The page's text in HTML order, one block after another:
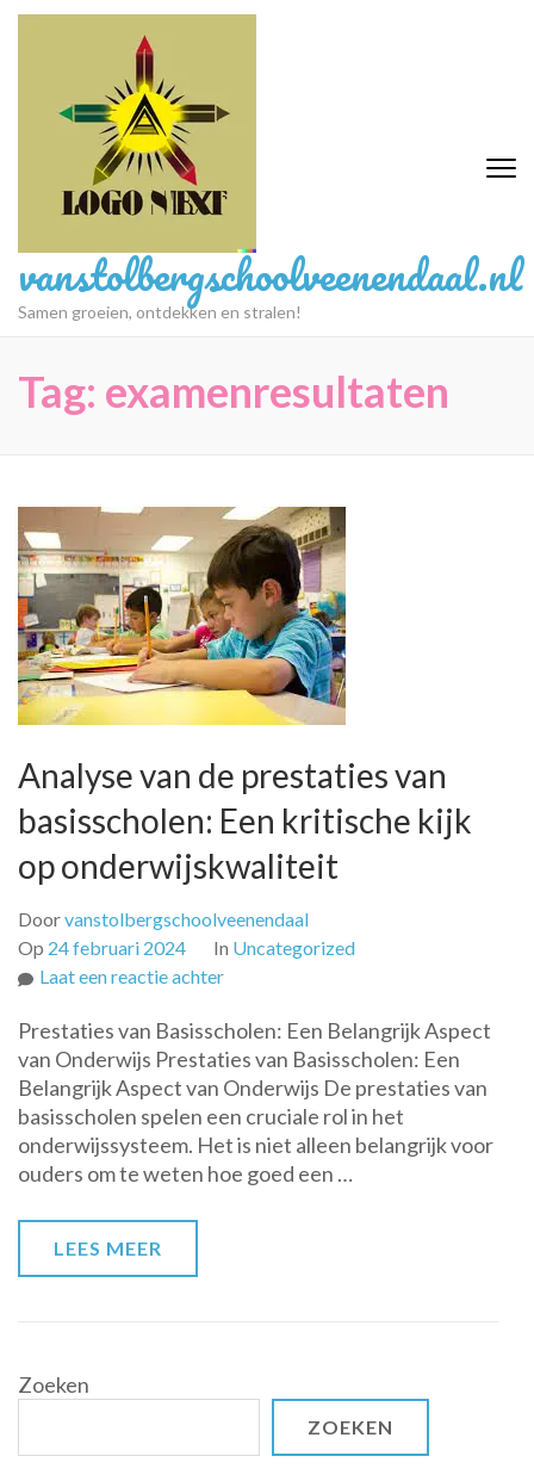
Ga
vanstolbergschoolveenendaal.nl
Samen groeien, ontdekken en stralen!
Tag: examenresultaten
Analyse van de prestaties van
basisscholen: Een kritische kijk
op onderwijskwaliteit
Doorvanstolbergschoolveenendaal
Op 24 februari 2024 In Uncategorized
Laat een reactie achterop
van
de
prestaties
van
basisscholen:
Een
Prestaties van Basisscholen: Een Belangrijk Aspect
van Onderwijs Prestaties van Basisscholen: Een
Belangrijk Aspect van Onderwijs De prestaties van
basisscholen spelen een cruciale rol in het
onderwijssysteem. Het is niet alleen belangrijk voor
ouders om te weten hoe goed een …
LEES MEER
Zoeken
ZOEKEN